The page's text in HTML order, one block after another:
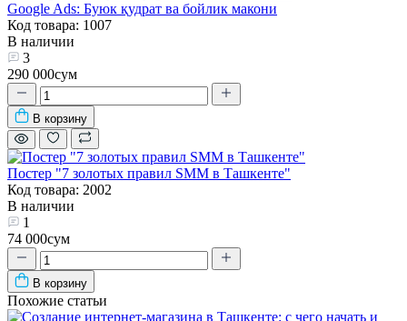
Google Ads: Буюк қудрат ва бойлик макони
Код товара: 1007
В наличии
3
290 000сум
В корзину
Постер "7 золотых правил SMM в Ташкенте"
Код товара: 2002
В наличии
1
74 000сум
В корзину
Похожие статьи